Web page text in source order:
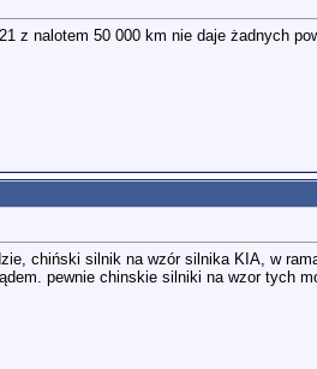
nalotem 50 000 km nie daje żadnych
chiński silnik na wzór silnika KIA, w
pewnie chinskie silniki na wzor tych